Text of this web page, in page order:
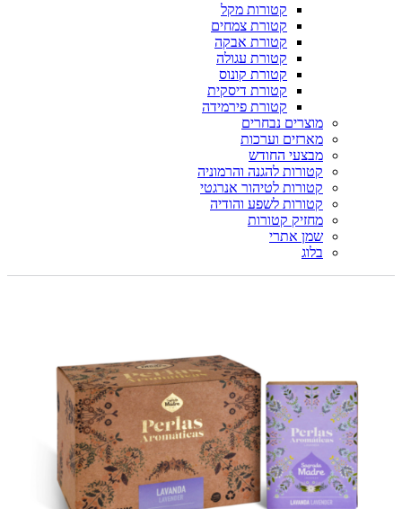
קטורות מקל
קטורת צמחים
קטורת אבקה
קטורת עגולה
קטורת קונוס
קטורת דיסקית
קטורת פירמידה
מוצרים נבחרים
מארזים וערכות
מבצעי החודש
קטורות להגנה והרמוניה
קטורות לטיהור אנרגטי
קטורות לשפע והודיה
מחזיק קטורות
שמן אתרי
בלוג